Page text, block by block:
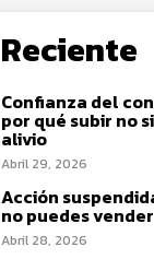
Reciente
Confianza del
por qué subir no
alivio
Abril 29, 2026
Acción
no puedes vender
Abril 28, 2026